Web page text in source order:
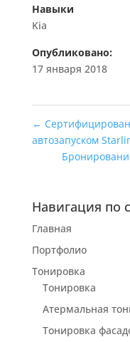
Навыки
Kia
Опубликовано:
17 января 2018
←
автозапуском
Навигация по
Главная
Портфолио
Тонировка
Тонировка
Атермальная
Тонировка